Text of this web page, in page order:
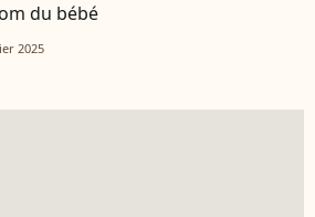
du bébé
2025